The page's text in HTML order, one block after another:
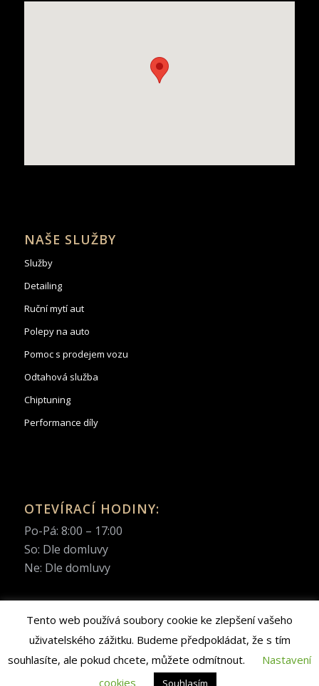
NAŠE SLUŽBY
Služby
Detailing
Ruční mytí aut
Polepy na auto
Pomoc s prodejem vozu
Odtahová služba
Chiptuning
Performance díly
OTEVÍRACÍ HODINY:
Po-Pá: 8:00 – 17:00
So: Dle domluvy
Ne: Dle domluvy
© Copyright 2022 | Autocentrum Pařížská s.r.o. | Web created by
Tento web používá soubory cookie ke zlepšení vašeho
uživatelského zážitku. Budeme předpokládat, že s tím
souhlasíte, ale pokud chcete, můžete odmítnout.
Nastavení
cookies
Souhlasím